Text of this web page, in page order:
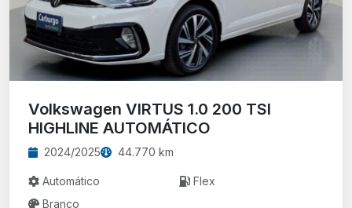
Volkswagen VIRTUS 1.0 200 TSI
HIGHLINE AUTOMÁTICO
2024/2025 44.770 km
Automático
Flex
Branco